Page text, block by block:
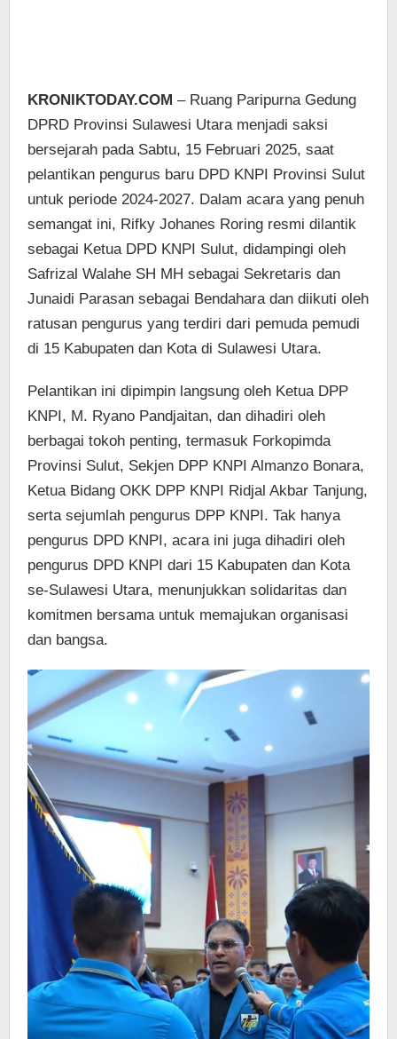
KRONIKTODAY.COM – Ruang Paripurna Gedung
DPRD Provinsi Sulawesi Utara menjadi saksi
bersejarah pada Sabtu, 15 Februari 2025, saat
pelantikan pengurus baru DPD KNPI Provinsi Sulut
untuk periode 2024-2027. Dalam acara yang penuh
semangat ini, Rifky Johanes Roring resmi dilantik
sebagai Ketua DPD KNPI Sulut, didampingi oleh
Safrizal Walahe SH MH sebagai Sekretaris dan
Junaidi Parasan sebagai Bendahara dan diikuti oleh
ratusan pengurus yang terdiri dari pemuda pemudi
di 15 Kabupaten dan Kota di Sulawesi Utara.
Pelantikan ini dipimpin langsung oleh Ketua DPP
KNPI, M. Ryano Pandjaitan, dan dihadiri oleh
berbagai tokoh penting, termasuk Forkopimda
Provinsi Sulut, Sekjen DPP KNPI Almanzo Bonara,
Ketua Bidang OKK DPP KNPI Ridjal Akbar Tanjung,
serta sejumlah pengurus DPP KNPI. Tak hanya
pengurus DPD KNPI, acara ini juga dihadiri oleh
pengurus DPD KNPI dari 15 Kabupaten dan Kota
se-Sulawesi Utara, menunjukkan solidaritas dan
komitmen bersama untuk memajukan organisasi
dan bangsa.